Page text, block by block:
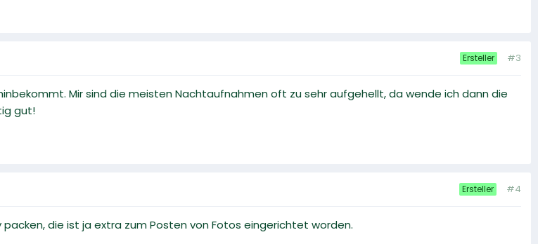
Ersteller #3
Mir sind die meisten Nachtaufnahmen oft zu sehr aufgehellt, da wende ich dann die
gut!
Ersteller #4
die ist ja extra zum Posten von Fotos eingerichtet worden.